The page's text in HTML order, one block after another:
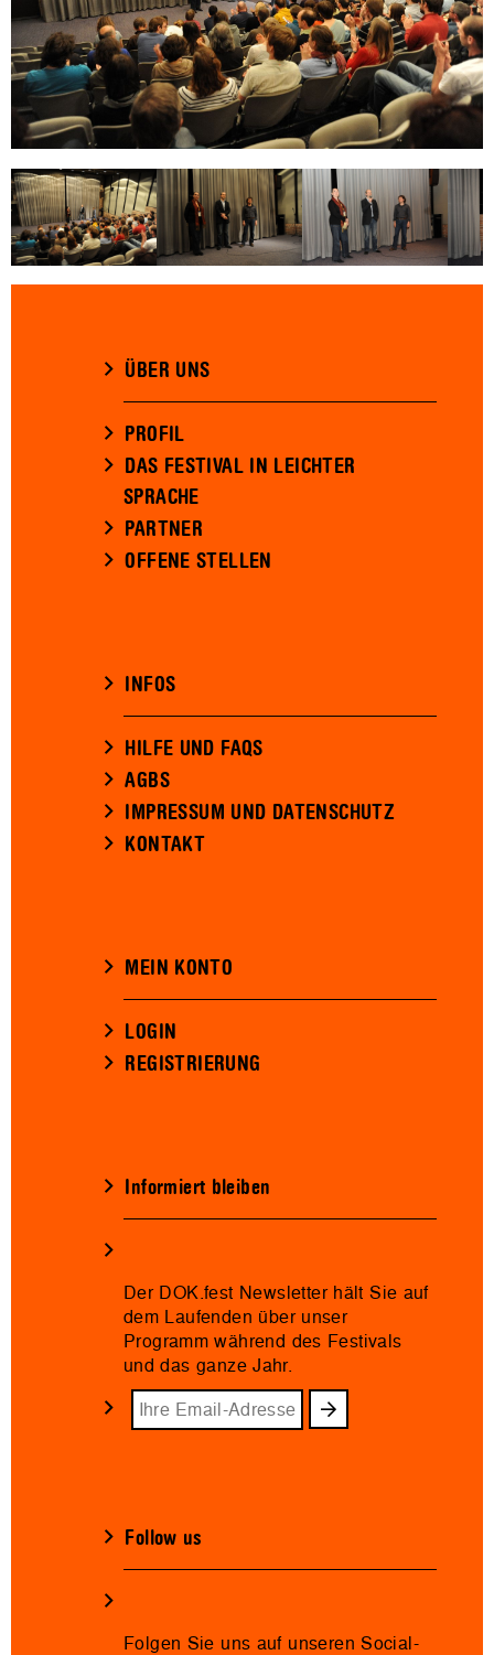
ÜBER UNS
PROFIL
DAS FESTIVAL IN LEICHTER
SPRACHE
PARTNER
OFFENE STELLEN
INFOS
HILFE UND FAQS
AGBS
IMPRESSUM UND DATENSCHUTZ
KONTAKT
MEIN KONTO
LOGIN
REGISTRIERUNG
Informiert bleiben
Der DOK.fest Newsletter hält Sie auf
dem Laufenden über unser
Programm während des Festivals
und das ganze Jahr.
Follow us
Folgen Sie uns auf unseren Social-